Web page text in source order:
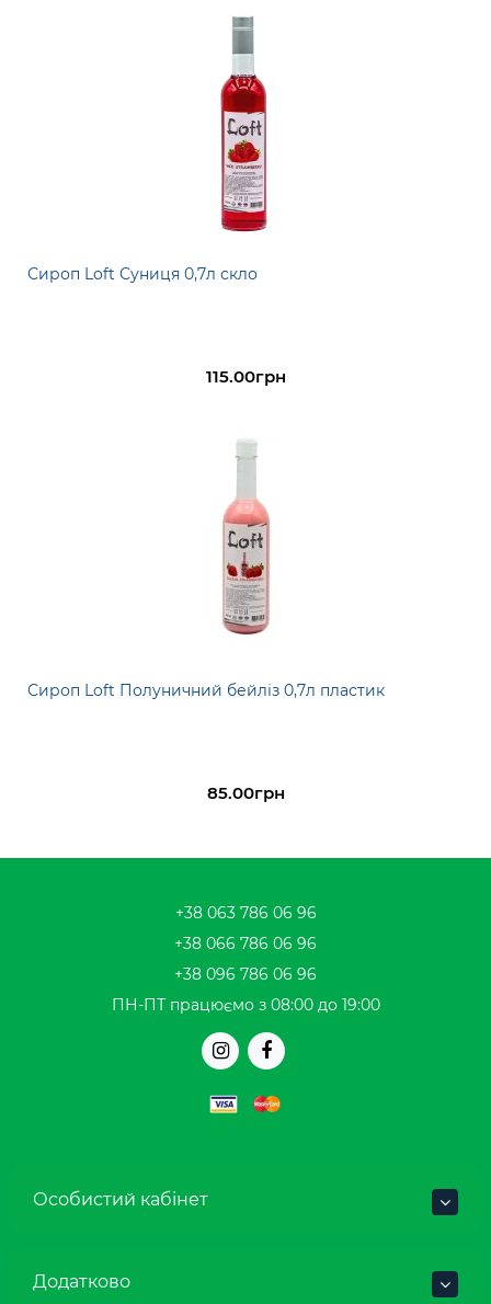
Сироп Loft Суниця 0,7л скло
115.00грн
Сироп Loft Полуничний бейліз 0,7л пластик
85.00грн
+38 063 786 06 96
+38 066 786 06 96
+38 096 786 06 96
ПН-ПТ працюємо з 08:00 до 19:00
Особистий кабінет
Додатково